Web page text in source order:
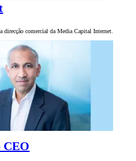
direcção comercial da Media Capital Internet.
CEO